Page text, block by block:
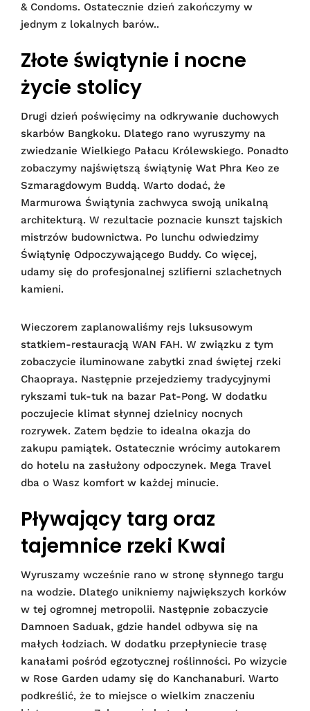
& Condoms. Ostatecznie dzień zakończymy w
jednym z lokalnych barów..
Złote świątynie i nocne
życie stolicy
Drugi dzień poświęcimy na odkrywanie duchowych
skarbów Bangkoku. Dlatego rano wyruszymy na
zwiedzanie Wielkiego Pałacu Królewskiego. Ponadto
zobaczymy najświętszą świątynię Wat Phra Keo ze
Szmaragdowym Buddą. Warto dodać, że
Marmurowa Świątynia zachwyca swoją unikalną
architekturą. W rezultacie poznacie kunszt tajskich
mistrzów budownictwa. Po lunchu odwiedzimy
Świątynię Odpoczywającego Buddy. Co więcej,
udamy się do profesjonalnej szlifierni szlachetnych
kamieni.
Wieczorem zaplanowaliśmy rejs luksusowym
statkiem-restauracją WAN FAH. W związku z tym
zobaczycie iluminowane zabytki znad świętej rzeki
Chaopraya. Następnie przejedziemy tradycyjnymi
rykszami tuk-tuk na bazar Pat-Pong. W dodatku
poczujecie klimat słynnej dzielnicy nocnych
rozrywek. Zatem będzie to idealna okazja do
zakupu pamiątek. Ostatecznie wrócimy autokarem
do hotelu na zasłużony odpoczynek. Mega Travel
dba o Wasz komfort w każdej minucie.
Pływający targ oraz
tajemnice rzeki Kwai
Wyruszamy wcześnie rano w stronę słynnego targu
na wodzie. Dlatego unikniemy największych korków
w tej ogromnej metropolii. Następnie zobaczycie
Damnoen Saduak, gdzie handel odbywa się na
małych łodziach. W dodatku przepłyniecie trasę
kanałami pośród egzotycznej roślinności. Po wizycie
w Rose Garden udamy się do Kanchanaburi. Warto
podkreślić, że to miejsce o wielkim znaczeniu